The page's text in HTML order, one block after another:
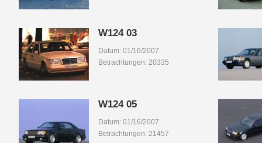
W124 03
Datum: 01/16/2007
Betrachtungen: 20335
W124 05
Datum: 01/16/2007
Betrachtungen: 21457